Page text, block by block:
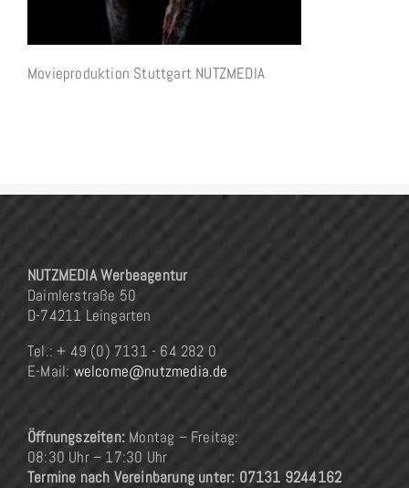
Movieproduktion Stuttgart NUTZMEDIA
NUTZMEDIA Werbeagentur
Daimlerstraße 50
D-74211 Leingarten
Tel.: + 49 (0) 7131 - 64 282 0
E-Mail: welcome@nutzmedia.de
Öffnungszeiten: Montag – Freitag:
08:30 Uhr – 17:30 Uhr
Termine nach Vereinbarung unter: 07131 9244162